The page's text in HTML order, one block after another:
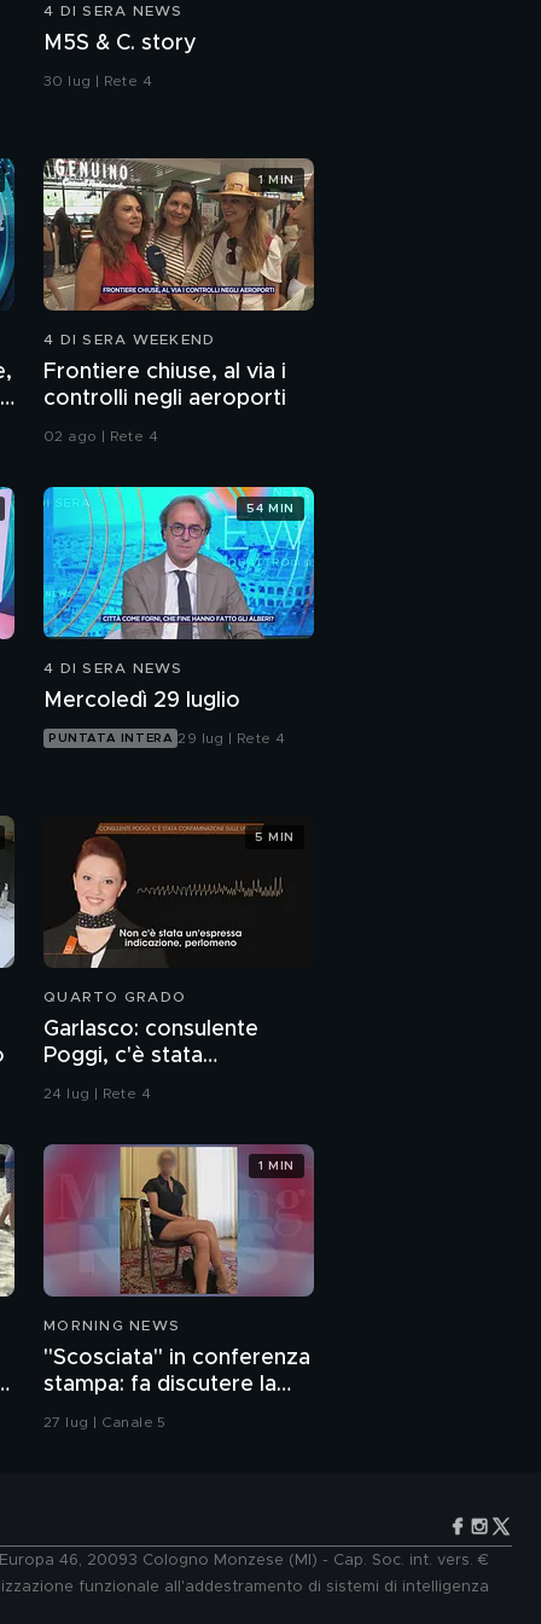
4 DI SERA NEWS
M5S & C. story
30 lug | Rete 4
4 DI SERA WEEKEND
Frontiere chiuse, al via i
controlli negli aeroporti
02 ago | Rete 4
1 MIN
4 DI SERA NEWS
Mercoledì 29 luglio
PUNTATA INTERA 29 lug | Rete 4
54 MIN
QUARTO GRADO
Garlasco: consulente
Poggi, c'è stata
contaminazione sulle
24 lug | Rete 4
5 MIN
MORNING NEWS
"Scosciata" in conferenza
stampa: fa discutere la
vicesindaca di Livorno
27 lug | Canale 5
1 MIN
46, 20093 Cologno Monzese (MI) - Cap. Soc. int. vers. €
funzionale all'addestramento di sistemi di intelligenza